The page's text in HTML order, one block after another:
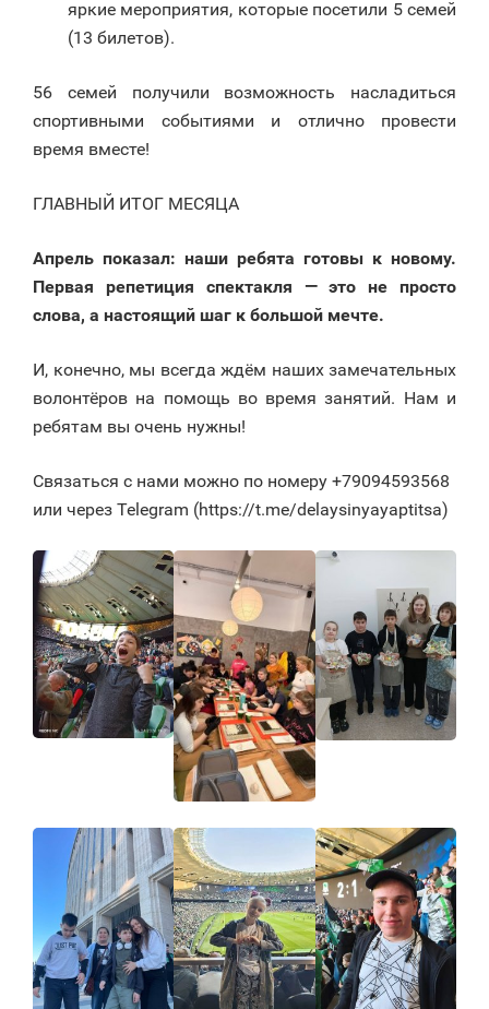
яркие мероприятия, которые посетили 5 семей
(13 билетов).
56 семей получили возможность насладиться
спортивными событиями и отлично провести
время вместе!
ГЛАВНЫЙ ИТОГ МЕСЯЦА
Апрель показал: наши ребята готовы к новому.
Первая репетиция спектакля — это не просто
слова, а настоящий шаг к большой мечте.
И, конечно, мы всегда ждём наших замечательных
волонтёров на помощь во время занятий. Нам и
ребятам вы очень нужны!
Связаться с нами можно по номеру +79094593568
или через Telegram (https://t.me/delaysinyayaptitsa)